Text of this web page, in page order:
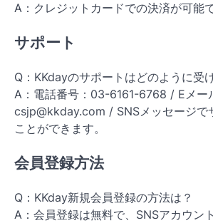
A：クレジットカードでの決済が可能で
サポート
Q：KKdayのサポートはどのように受
A：電話番号：03-6161-6768 / Eメー
csjp@kkday.com / SNSメッセージで
ことができます。
会員登録方法
Q：KKday新規会員登録の方法は？
A：会員登録は無料で、SNSアカウン